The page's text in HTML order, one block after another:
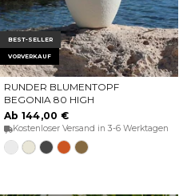
BEST-SELLER
VORVERKAUF
OPTIONEN WÄHLEN
RUNDER BLUMENTOPF
BEGONIA 80 HIGH
Ab 144,00 €
Kostenloser Versand in 3-6 Werktagen
Weiss
Opak-
Beige
Anthrazit
Terracota
Bronze